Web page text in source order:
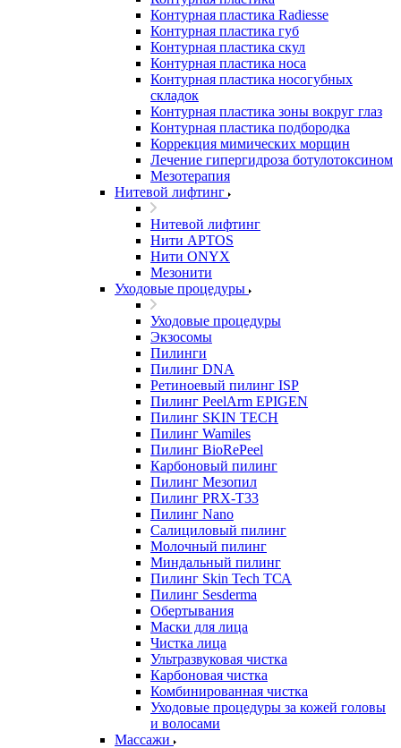
Контурная пластика Radiesse
Контурная пластика губ
Контурная пластика скул
Контурная пластика носа
Контурная пластика носогубных
складок
Контурная пластика зоны вокруг глаз
Контурная пластика подбородка
Коррекция мимических морщин
Лечение гипергидроза ботулотоксином
Мезотерапия
Нитевой лифтинг
Нитевой лифтинг
Нити APTOS
Нити ONYX
Мезонити
Уходовые процедуры
Уходовые процедуры
Экзосомы
Пилинги
Пилинг DNA
Ретиноевый пилинг ISP
Пилинг PeelArm EPIGEN
Пилинг SKIN TECH
Пилинг Wamiles
Пилинг BioRePeel
Карбоновый пилинг
Пилинг Мезопил
Пилинг PRX-T33
Пилинг Nano
Салициловый пилинг
Молочный пилинг
Миндальный пилинг
Пилинг Skin Tech ТСА
Пилинг Sesderma
Обертывания
Маски для лица
Чистка лица
Ультразвуковая чистка
Карбоновая чистка
Комбинированная чистка
Уходовые процедуры за кожей головы
и волосами
Массажи